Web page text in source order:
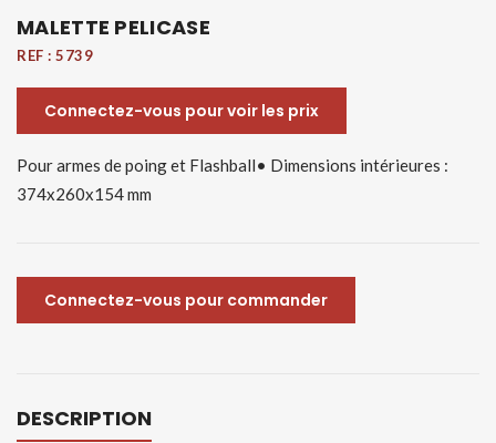
MALETTE PELICASE
REF : 5739
Connectez-vous pour voir les prix
Pour armes de poing et Flashball• Dimensions intérieures :
374x260x154 mm
Connectez-vous pour commander
DESCRIPTION